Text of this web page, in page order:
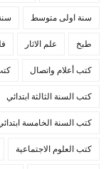
سنة اولى متوسط
طبخ علم الاثار
كتب أعلام واتصال
كتب السنة الثالثة ابتدائي
كتب السنة الخامسة
كتب العلوم الاجتماعية